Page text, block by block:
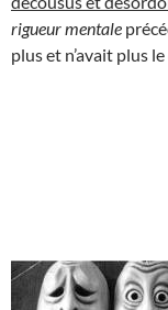
rigueur mentale
plus et n’avait plus le